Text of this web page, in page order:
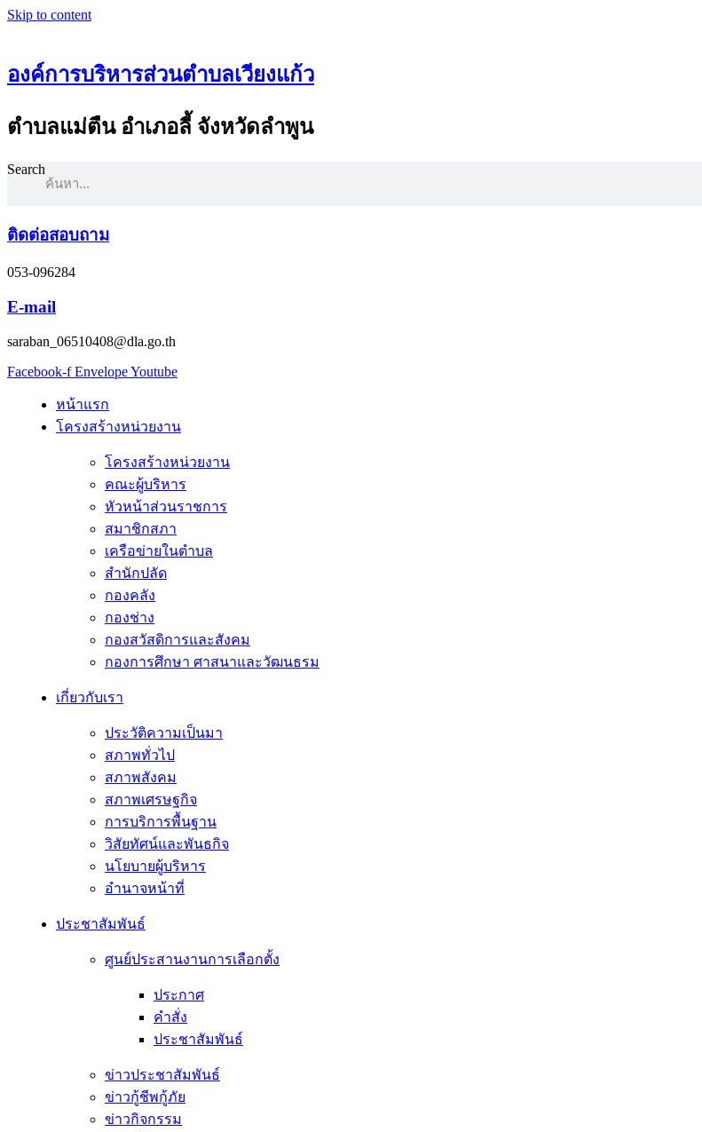
Skip to content
องค์การบริหารส่วนตำบลเวียงแก้ว
ตำบลแม่ตืน อำเภอลี้ จังหวัดลำพูน
Search
ติดต่อสอบถาม
053-096284
E-mail
saraban_06510408@dla.go.th
Facebook-f EnvelopeYoutube
หน้าแรก
โครงสร้างหน่วยงาน
โครงสร้างหน่วยงาน
คณะผู้บริหาร
หัวหน้าส่วนราชการ
สมาชิกสภา
เครือข่ายในตำบล
สำนักปลัด
กองคลัง
กองช่าง
กองสวัสดิการและสังคม
กองการศึกษา ศาสนาและวัฒนธรม
เกี่ยวกับเรา
ประวัติความเป็นมา
สภาพทั่วไป
สภาพสังคม
สภาพเศรษฐกิจ
การบริการพื้นฐาน
วิสัยทัศน์และพันธกิจ
นโยบายผู้บริหาร
อํานาจหน้าที่
ประชาสัมพันธ์
ศูนย์ประสานงานการเลือกตั้ง
ประกาศ
คำสั่ง
ประชาสัมพันธ์
ข่าวประชาสัมพันธ์
ข่าวกู้ชีพกู้ภัย
ข่าวกิจกรรม